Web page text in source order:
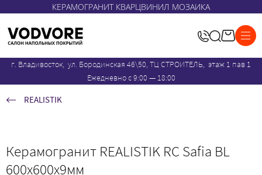
КЕРАМОГРАНИТ КВАРЦВИНИЛ МОЗАИКА
г. Владивосток, ул. Бородинская 46\50, ТЦ СТРОИТЕЛЬ, этаж 1 пав 1
Ежедневно с 9:00 — 18:00
REALISTIK
Керамогранит REALISTIK RC Safia BL
600x600х9мм